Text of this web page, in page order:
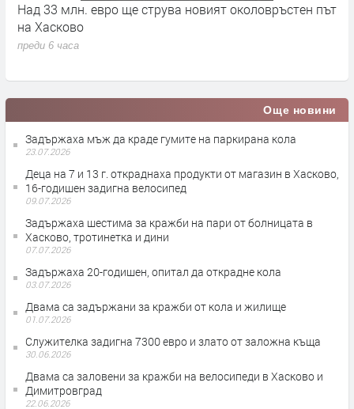
Над 33 млн. евро ще струва новият околовръстен път
на Хасково
преди 6 часа
Още новини
Задържаха мъж да краде гумите на паркирана кола
23.07.2026
Деца на 7 и 13 г. откраднаха продукти от магазин в Хасково,
16-годишен задигна велосипед
09.07.2026
Задържаха шестима за кражби на пари от болницата в
Хасково, тротинетка и дини
07.07.2026
Задържаха 20-годишен, опитал да открадне кола
03.07.2026
Двама са задържани за кражби от кола и жилище
01.07.2026
Служителка задигна 7300 евро и злато от заложна къща
30.06.2026
Двама са заловени за кражби на велосипеди в Хасково и
Димитровград
22.06.2026